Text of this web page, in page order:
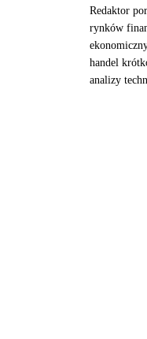
Redaktor
rynków
handel
analizy